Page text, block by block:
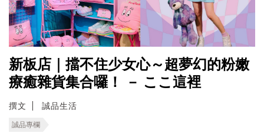
新板店｜擋不住少女心～超夢幻的粉嫩
療癒雜貨集合囉！ － ここ這裡
撰文 誠品生活
誠品專欄